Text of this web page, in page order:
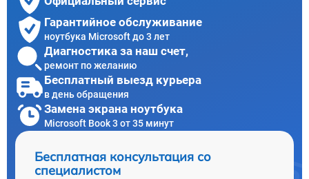
Гарантийное обслуживание
ноутбука Microsoft до 3 лет
Диагностика за наш счет,
ремонт по желанию
Бесплатный выезд курьера
в день обращения
Замена экрана ноутбука
Microsoft Book 3 от 35 минут
Бесплатная консультация со
специалистом